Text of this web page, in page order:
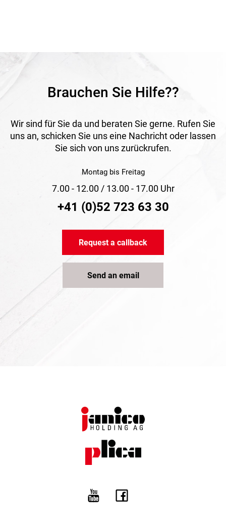
Brauchen Sie Hilfe??
Wir sind für Sie da und beraten Sie gerne. Rufen Sie
uns an, schicken Sie uns eine Nachricht oder lassen
Sie sich von uns zurückrufen.
Montag bis Freitag
7.00 - 12.00 / 13.00 - 17.00 Uhr
+41 (0)52 723 63 30
Request a callback
Send an email